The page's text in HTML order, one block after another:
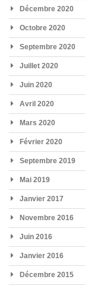
Décembre 2020
Octobre 2020
Septembre 2020
Juillet 2020
Juin 2020
Avril 2020
Mars 2020
Février 2020
Septembre 2019
Mai 2019
Janvier 2017
Novembre 2016
Juin 2016
Janvier 2016
Décembre 2015